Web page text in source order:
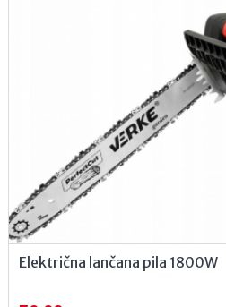
Električna lančana pila 1800W